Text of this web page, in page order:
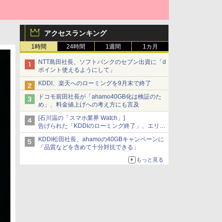
アクセスランキング
1時間 24時間 1週間 1カ月
NTT島田社長、ソフトバンクのセブン出資に「d
ポイント使えるようにして」
KDDI、楽天へのローミングを9月末で終了
ドコモ前田社長が「ahamo40GB化は検証のた
め」、料金値上げへの考え方にも言及
[石川温の「スマホ業界 Watch」]
告げられた「KDDIのローミング終了」、エリア
マップの落とし穴と楽天モバイルの課題
KDDI松田社長、ahamoの40GBキャンペーンに
「品質などを含めて十分対抗できる」
もっと見る